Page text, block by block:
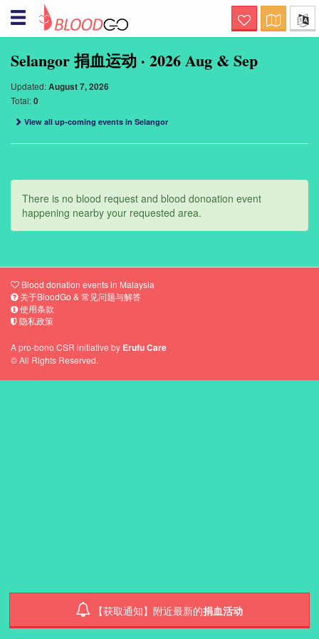
你好！ 欢迎来到BloodGo
拯救生命
让我们一起拯救生命。 提交您的捐血资
料，当有人需要您的帮助时，我们会通过
寻找特殊血型的血液？
送通知立即通知您附近血型吻合的捐助勇
举办捐血活动？
这是一个护理意识的渠道。 提交您的捐血
的捐赠者
Nearby Blood Donation
Events
这是一个社区援助网络。请查看您附近的
犹豫地卷起衣袖！
Selangor 捐血运动 · 2026 Aug & Sep
Updated:August 7, 2026
Total:0
View all up-coming events in Selangor
There is no blood request and blood donoation event
happening nearby your requested area.
Blood donation events in Malaysia
关于BloodGo & 常见问题与解答
使用条款
隐私政策
A pro-bono CSR initiative by Erufu Care
© All Rights Reserved.
【获取通知】附近最新的捐血活动